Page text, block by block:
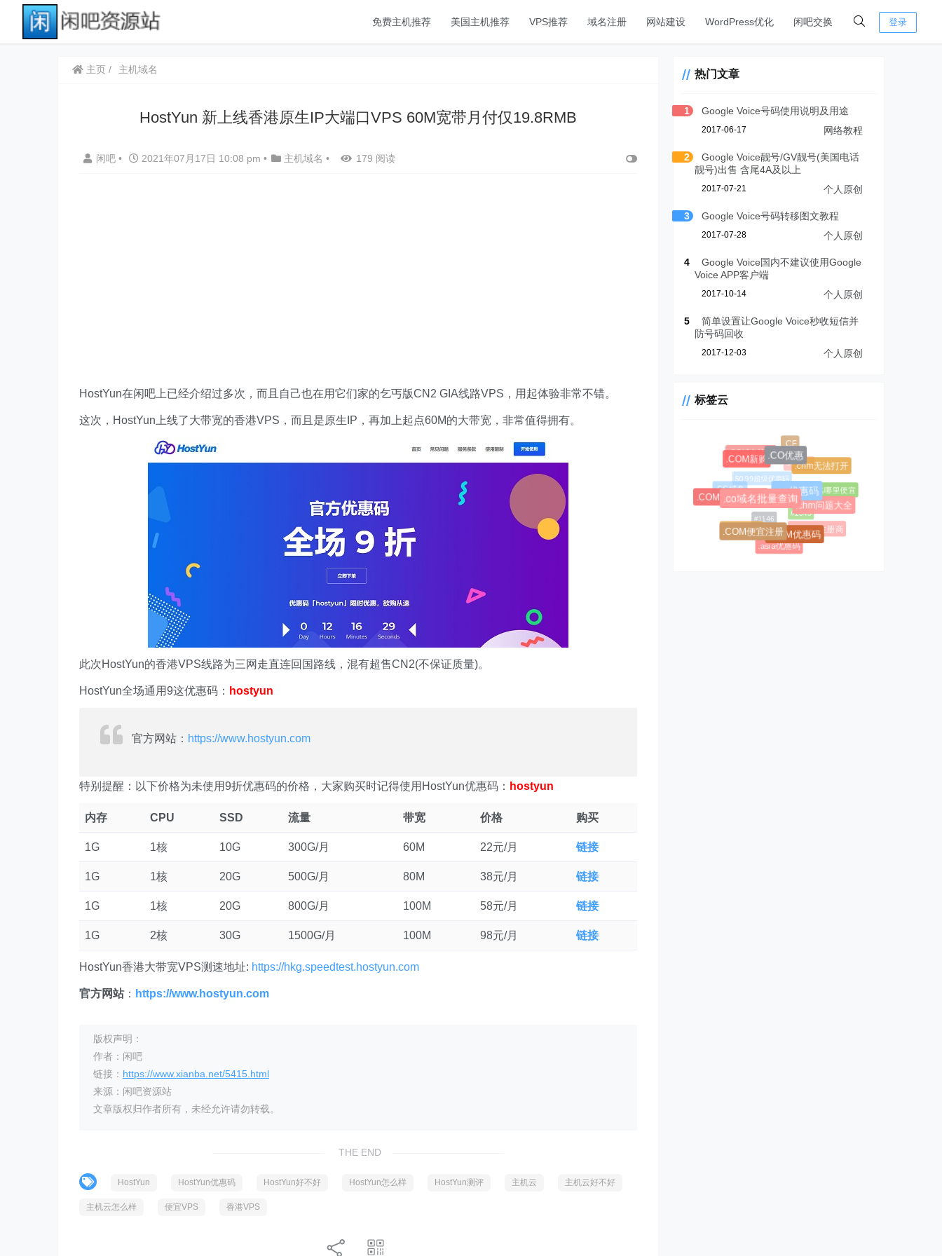
免费主机推荐 美国主机推荐 VPS推荐 域名注册 网站建设 WordPress优化 闲吧交换 登录
主页 主机域名
HostYun 新上线香港原生IP大端口VPS 60M宽带月付仅19.8RMB
闲吧 • 2021年07月17日 10:08 pm • 主机域名 • 179 阅读
HostYun在闲吧上已经介绍过多次，而且自己也在用它们家的乞丐版CN2 GIA线路VPS，用起体验非常不错。
这次，HostYun上线了大带宽的香港VPS，而且是原生IP，再加上起点60M的大带宽，非常值得拥有。
此次HostYun的香港VPS线路为三网走直连回国路线，混有超售CN2(不保证质量)。
HostYun全场通用9这优惠码： hostyun
官方网站： https://www.hostyun.com
特别提醒：以下价格为未使用9折优惠码的价格，大家购买时记得使用HostYun优惠码： hostyun
内存 CPU SSD 流量 带宽 价格 购买
1G 1核 10G 300G/月 60M 22元/月 链接
1G 1核 20G 500G/月 80M 38元/月 链接
1G 1核 20G 800G/月 100M 58元/月 链接
1G 2核 30G 1500G/月 100M 98元/月 链接
HostYun香港大带宽VPS测速地址: https://hkg.speedtest.hostyun.com
官方网站： https://www.hostyun.com
版权声明：
作者：闲吧
链接： https://www.xianba.net/5415.html
来源：闲吧资源站
文章版权归作者所有，未经允许请勿转载。
THE END
HostYun HostYun优惠码 HostYun好不好 HostYun怎么样 HostYun测评 主机云 主机云好不好
主机云怎么样 便宜VPS 香港VPS
热门文章
1 Google Voice号码使用说明及用途
2017-06-17 网络教程
2
Google Voice靓号/GV靓号(美国电话
靓号)出售 含尾4A及以上
2017-07-21 个人原创
3 Google Voice号码转移图文教程
2017-07-28 个人原创
4
Google Voice国内不建议使用Google
Voice APP客户端
2017-10-14 个人原创
5
简单设置让Google Voice秒收短信并
防号码回收
2017-12-03 个人原创
标签云
#1045
#1146
$0.99超级优惠码
.AL域名
.AL域名哪里便宜
.AL域名注册商
.asia优惠码
.CC优惠码
.CC域名
.CC域名注册
.CF
.chm无法打开
.chm问题大全
.COM优惠码
.COM便宜注册
.COM域名优惠码
.COM新购.CO优惠
.co优惠码
.co域名批量查询